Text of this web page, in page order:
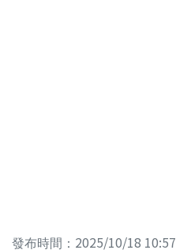
發布時間：2025/10/18 10:57